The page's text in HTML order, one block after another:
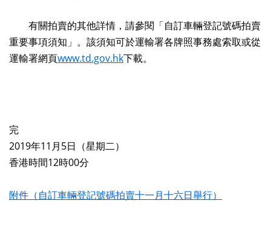
有關拍賣的其他詳情，請參閱「自訂車輛登記號碼拍賣
重要事項須知」。該須知可於運輸署各牌照事務處索取或從
運輸署網頁www.td.gov.hk下載。
完
2019年11月5日（星期二）
香港時間12時00分
附件（自訂車輛登記號碼拍賣十一月十六日舉行）